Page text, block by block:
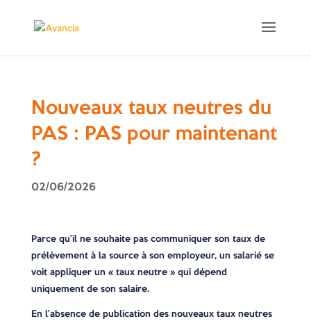
Nouveaux taux neutres du
PAS : PAS pour maintenant
?
02/06/2026
Parce qu’il ne souhaite pas communiquer son taux de
prélèvement à la source à son employeur, un salarié se
voit appliquer un « taux neutre » qui dépend
uniquement de son salaire.
En l’absence de publication des nouveaux taux neutres